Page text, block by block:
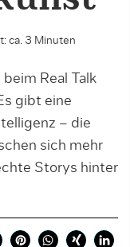
ca. 3 Minuten
Real Talk
gibt eine
– die
sich mehr
Storys hinter